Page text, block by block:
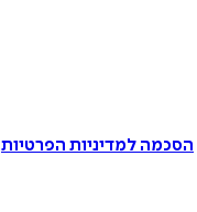
הסכמה למדיניות הפרטיות